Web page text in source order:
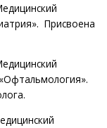
Присвоена